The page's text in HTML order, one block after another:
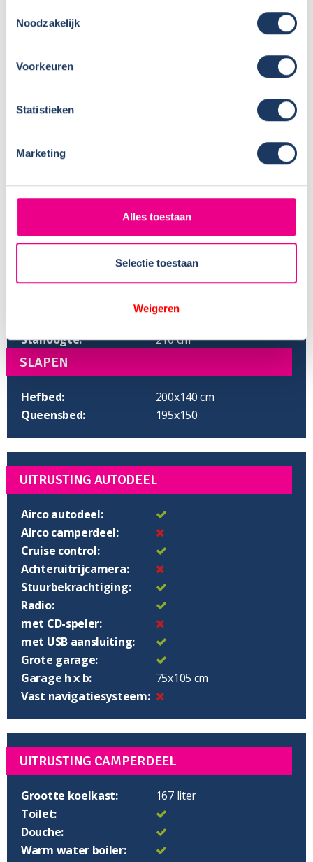
Noodzakelijk
Voorkeuren
Statistieken
Marketing
Alles toestaan
Selectie toestaan
Weigeren
Aantal zitplaatsen:
Aantal slaapplaatsen:
AFMETINGEN
Lengte:
738 cm
295 cm
Stahoogte:
210 cm
SLAPEN
Hefbed:
200x140 cm
Queensbed:
195x150
UITRUSTING AUTODEEL
Airco autodeel:
Airco camperdeel:
Cruise control:
Achteruitrijcamera:
Stuurbekrachtiging:
Radio:
met CD-speler:
met USB aansluiting:
Grote garage:
Garage h x b:
75x105 cm
Vast navigatiesysteem:
UITRUSTING CAMPERDEEL
Grootte koelkast:
167 liter
Toilet:
Douche:
Warm water boiler: